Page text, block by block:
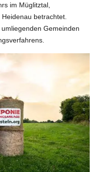
im Müglitztal,
betrachtet.
Gemeinden